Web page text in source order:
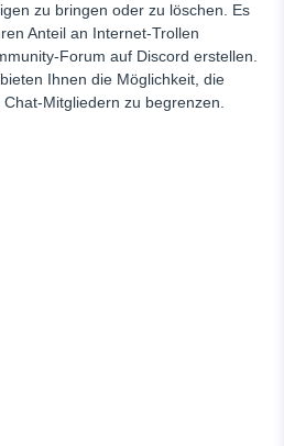
zu bringen oder zu löschen. Es
Anteil an Internet-Trollen
Forum auf Discord erstellen.
Ihnen die Möglichkeit, die
Mitgliedern zu begrenzen.